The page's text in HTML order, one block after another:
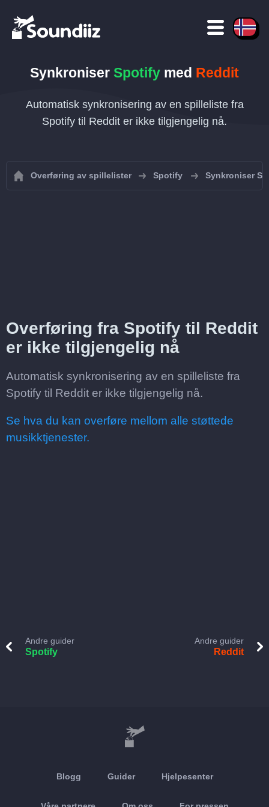
Synkroniser Spotify med Reddit
Automatisk synkronisering av en spilleliste fra
Spotify til Reddit er ikke tilgjengelig nå.
Overføring av spillelister Spotify Synkroniser
Overføring fra Spotify til Reddit
er ikke tilgjengelig nå
Automatisk synkronisering av en spilleliste fra
Spotify til Reddit er ikke tilgjengelig nå.
Se hva du kan overføre mellom alle støttede
musikktjenester.
Andre guider
Spotify
Andre guider
Reddit
Blogg Guider Hjelpesenter